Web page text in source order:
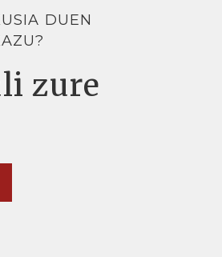
DUEN
zure